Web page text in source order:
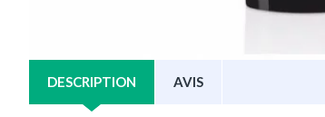
DESCRIPTION AVIS